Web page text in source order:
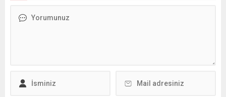
alacağını alamayınca silahlı